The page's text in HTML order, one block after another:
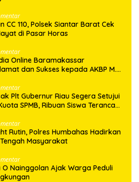
CC 110, Polsek Siantar Barat Cek
di Pasar Horas
Online Baramakassar
dan Sukses kepada AKBP M.
Plt Gubernur Riau Segera Setujui
SPMB, Ribuan Siswa Terancam
Rutin, Polres Humbahas Hadirkan
Masyarakat
O Nainggolan Ajak Warga Peduli